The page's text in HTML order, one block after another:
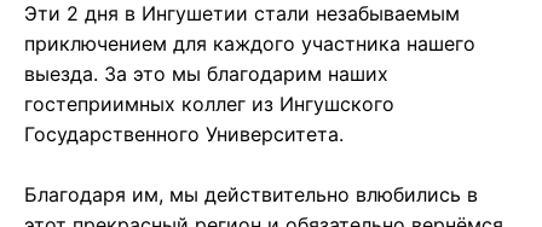
Эти 2 дня в Ингушетии стали незабываемым
приключением для каждого участника нашего
выезда. За это мы благодарим наших
гостеприимных коллег из Ингушского
Государственного Университета.
Благодаря им, мы действительно влюбились в